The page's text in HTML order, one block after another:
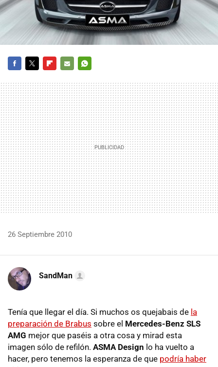
MAIL
26 Septiembre 2010
SandMan
Tenía que llegar el día. Si muchos os quejabais de la
preparación de Brabus sobre el Mercedes-Benz SLS
AMG mejor que paséis a otra cosa y mirad esta
imagen sólo de refilón. ASMA Design lo ha vuelto a
hacer, pero tenemos la esperanza de que podría haber